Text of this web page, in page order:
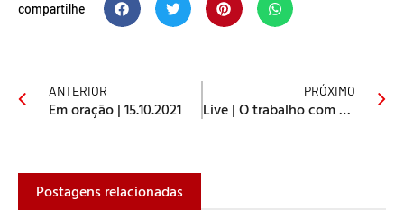
compartilhe
ANTERIOR
Em oração | 15.10.2021
PRÓXIMO
Live | O trabalho com crianças na Igreja Metodista
Postagens relacionadas